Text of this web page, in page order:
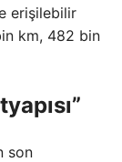
erişilebilir
km, 482 bin
son